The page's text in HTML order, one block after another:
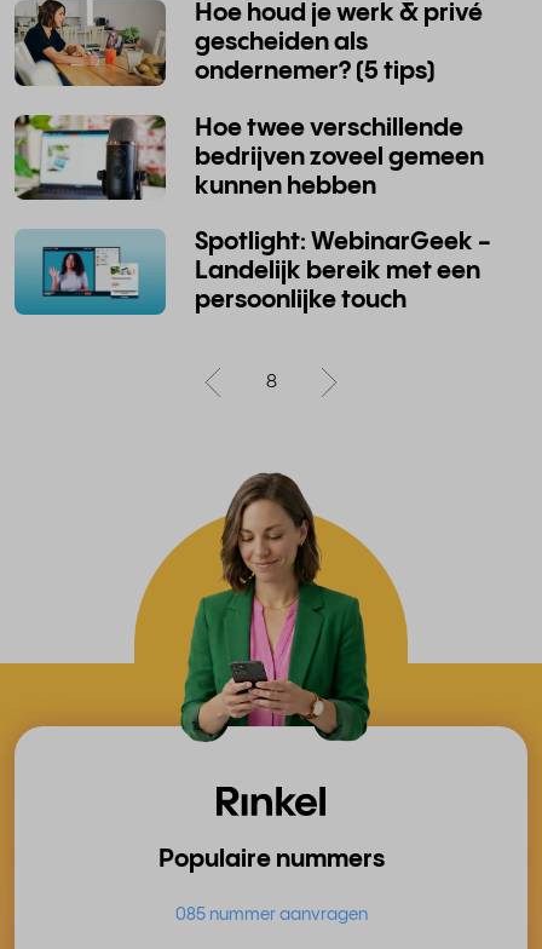
Hoe houd je werk & privé
gescheiden als
ondernemer? (5 tips)
Hoe twee verschillende
bedrijven zoveel gemeen
kunnen hebben
Spotlight: WebinarGeek -
Landelijk bereik met een
persoonlijke touch
8
Populaire nummers
085 nummer aanvragen